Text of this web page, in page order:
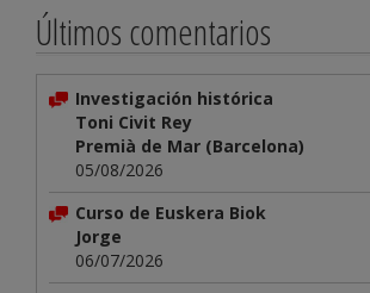
Últimos comentarios
Investigación histórica
Toni Civit Rey
Premià de Mar (Barcelona)
05/08/2026
Curso de Euskera Biok
Jorge
06/07/2026